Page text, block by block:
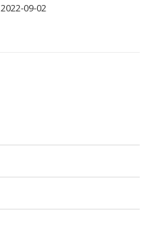
2022-09-02